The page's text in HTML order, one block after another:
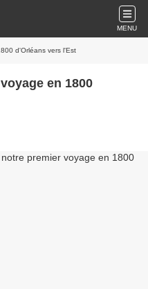
MENU
d'Orléans vers l'Est
en 1800